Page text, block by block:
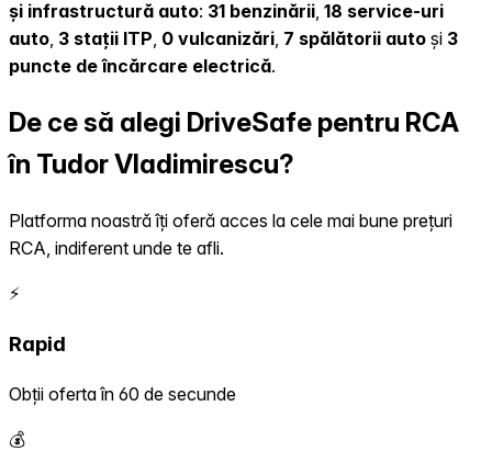
și infrastructură auto: 31 benzinării, 18 service-uri
auto, 3 stații ITP, 0 vulcanizări, 7 spălătorii auto și 3
puncte de încărcare electrică.
De ce să alegi DriveSafe pentru RCA
în Tudor Vladimirescu?
Platforma noastră îți oferă acces la cele mai bune prețuri
RCA, indiferent unde te afli.
⚡
Rapid
Obții oferta în 60 de secunde
💰